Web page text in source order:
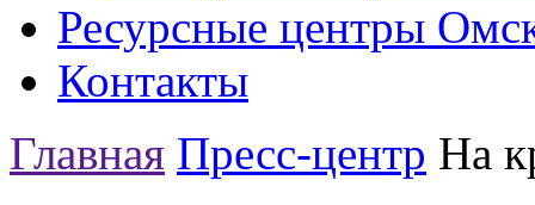
Ресурсные центры
Контакты
Главная Пресс-центр На